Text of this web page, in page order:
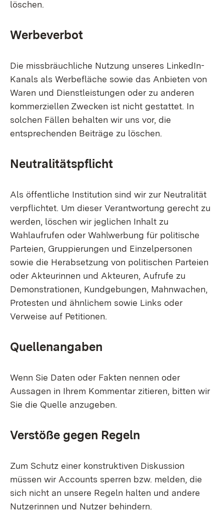
löschen.
Werbeverbot
Die missbräuchliche Nutzung unseres LinkedIn-
Kanals als Werbefläche sowie das Anbieten von
Waren und Dienstleistungen oder zu anderen
kommerziellen Zwecken ist nicht gestattet. In
solchen Fällen behalten wir uns vor, die
entsprechenden Beiträge zu löschen.
Neutralitätspflicht
Als öffentliche Institution sind wir zur Neutralität
verpflichtet. Um dieser Verantwortung gerecht zu
werden, löschen wir jeglichen Inhalt zu
Wahlaufrufen oder Wahlwerbung für politische
Parteien, Gruppierungen und Einzelpersonen
sowie die Herabsetzung von politischen Parteien
oder Akteurinnen und Akteuren, Aufrufe zu
Demonstrationen, Kundgebungen, Mahnwachen,
Protesten und ähnlichem sowie Links oder
Verweise auf Petitionen.
Quellenangaben
Wenn Sie Daten oder Fakten nennen oder
Aussagen in Ihrem Kommentar zitieren, bitten wir
Sie die Quelle anzugeben.
Verstöße gegen Regeln
Zum Schutz einer konstruktiven Diskussion
müssen wir Accounts sperren bzw. melden, die
sich nicht an unsere Regeln halten und andere
Nutzerinnen und Nutzer behindern.